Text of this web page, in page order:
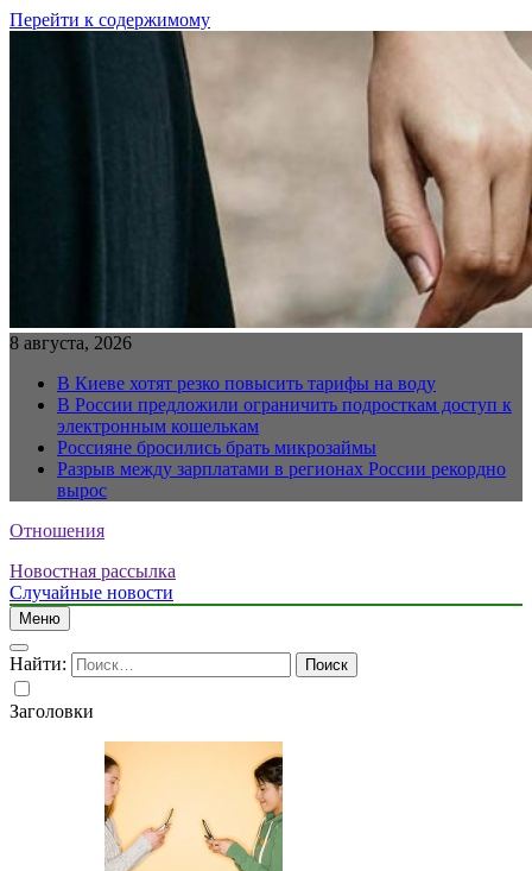
Перейти к содержимому
8 августа, 2026
В Киеве хотят резко повысить тарифы на воду
В России предложили ограничить подросткам доступ к
электронным кошелькам
Россияне бросились брать микрозаймы
Разрыв между зарплатами в регионах России рекордно
вырос
Отношения
Новостная рассылка
Случайные новости
Меню
Найти:
Заголовки